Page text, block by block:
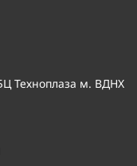
Техноплаза м. ВДНХ